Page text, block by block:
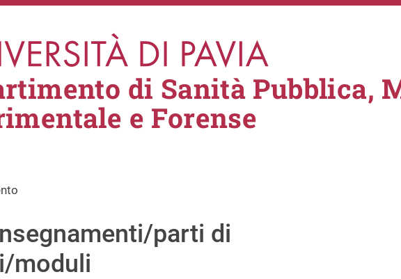
di Sanità Pubblica,
e Forense
parti di
moduli